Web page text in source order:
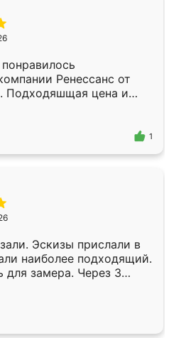
Ренессанс от
Подходяшщая цена и
Приехавший
Владислав
эскизу самый
1
Эскизы прислали в
наиболее подходящий.
для замера. Через 3
уже готова. Остались
Спасибо Ренессанс
работу!